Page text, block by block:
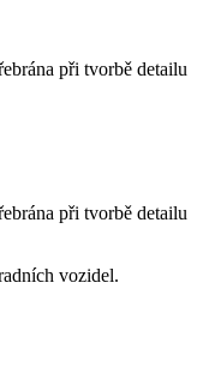
při tvorbě detailu
při tvorbě detailu
vozidel.